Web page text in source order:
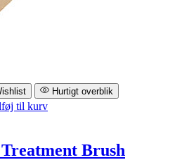
Hurtigt overblik
til kurv
Brush